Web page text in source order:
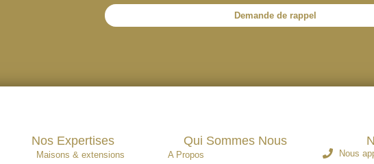
Demande de rappel
Nos Expertises
Maisons & extensions
Qui Sommes Nous
A Propos
Nous